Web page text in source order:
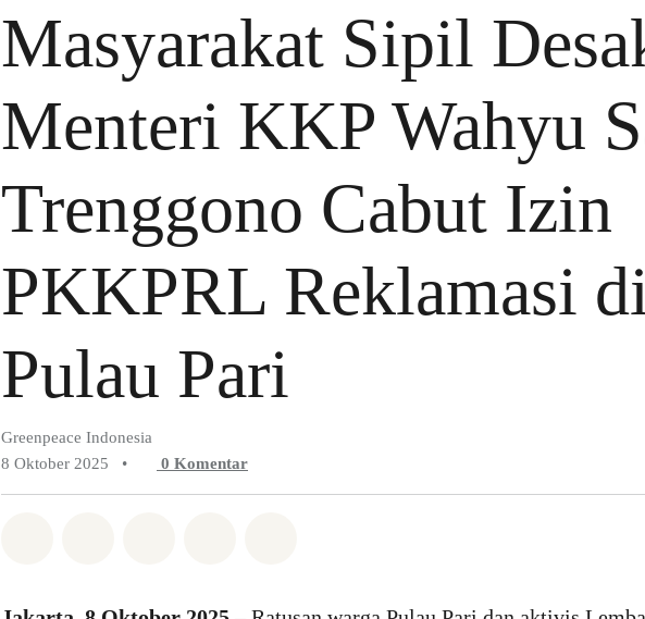
Masyarakat Sipil
Menteri KKP Wahyu
Trenggono Cabut Izin
PKKPRL Reklamasi
Pulau Pari
Greenpeace Indonesia
8 Oktober 2025
• 0 Komentar